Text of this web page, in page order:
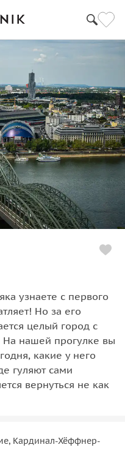
узнаете с первого
Но за его
целый город с
нашей прогулке вы
какие у него
гуляют сами
вернуться не как
Кардинал-Хёффнер-